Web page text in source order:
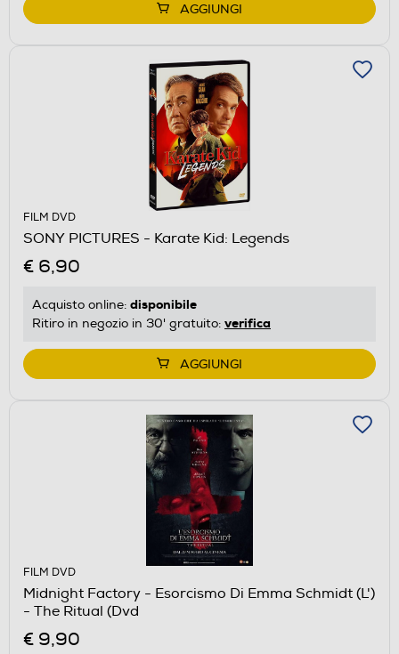
AGGIUNGI
FILM DVD
SONY PICTURES - Karate Kid: Legends
€ 6,90
Acquisto online: disponibile
Ritiro in negozio in 30' gratuito: verifica
AGGIUNGI
FILM DVD
Midnight Factory - Esorcismo Di Emma Schmidt (L')
- The Ritual (Dvd
€ 9,90